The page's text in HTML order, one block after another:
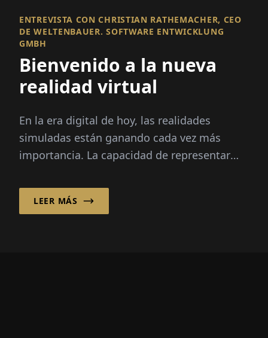
ENTREVISTA CON CHRISTIAN RATHEMACHER, CEO
DE WELTENBAUER. SOFTWARE ENTWICKLUNG
GMBH
Bienvenido a la nueva
realidad virtual
En la era digital de hoy, las realidades
simuladas están ganando cada vez más
importancia. La capacidad de representar
LEER MÁS